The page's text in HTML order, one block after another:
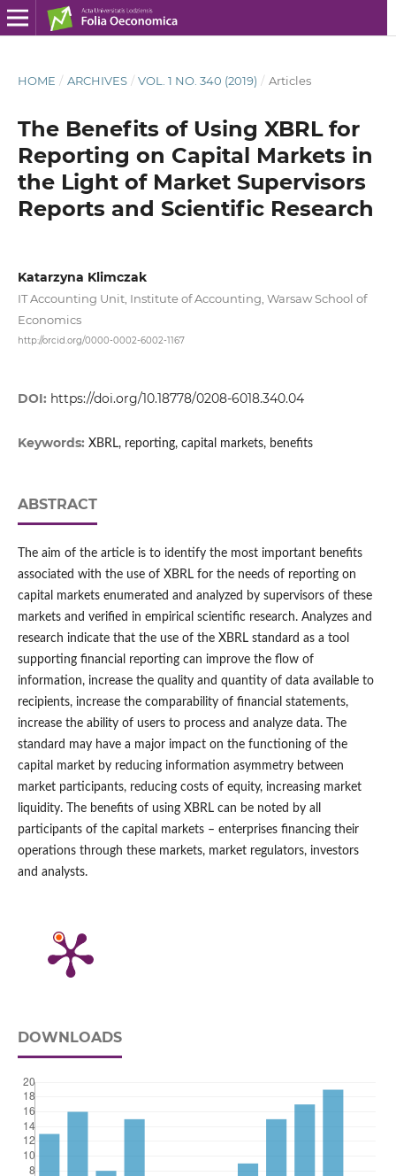
HOME / ARCHIVES / VOL. 1 NO. 340 (2019) / Articles
The Benefits of Using XBRL for
Reporting on Capital Markets in
the Light of Market Supervisors
Reports and Scientific Research
Katarzyna Klimczak
IT Accounting Unit, Institute of Accounting, Warsaw School of
Economics
http://orcid.org/0000-0002-6002-1167
DOI: https://doi.org/10.18778/0208-6018.340.04
Keywords: XBRL, reporting, capital markets, benefits
ABSTRACT
The aim of the article is to identify the most important benefits
associated with the use of XBRL for the needs of reporting on
capital markets enumerated and analyzed by supervisors of these
markets and verified in empirical scientific research. Analyzes and
research indicate that the use of the XBRL standard as a tool
supporting financial reporting can improve the flow of
information, increase the quality and quantity of data available to
recipients, increase the comparability of financial statements,
increase the ability of users to process and analyze data. The
standard may have a major impact on the functioning of the
capital market by reducing information asymmetry between
market participants, reducing costs of equity, increasing market
liquidity. The benefits of using XBRL can be noted by all
participants of the capital markets – enterprises financing their
operations through these markets, market regulators, investors
and analysts.
DOWNLOADS